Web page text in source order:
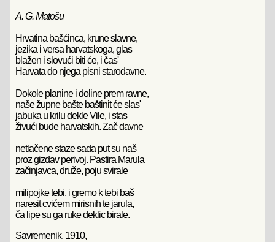
A. G. Matošu
Hrvatina bašćinca, krune slavne,
jezika i versa harvatskoga, glas
blažen i slovući biti će, i čas'
Harvata do njega pisni starodavne.
Dokole planine i doline prem ravne,
naše župne bašte baštinit će slas'
jabuka u krilu dekle Vile, i stas
živući bude harvatskih. Zač davne
netlačene staze sada put su naš
proz gizdav perivoj. Pastira Marula
začinjavca, druže, poju svirale
milipojke tebi, i gremo k tebi baš
naresit cvićem mirisnih te jarula,
ča lipe su ga ruke deklic birale.
Savremenik, 1910,